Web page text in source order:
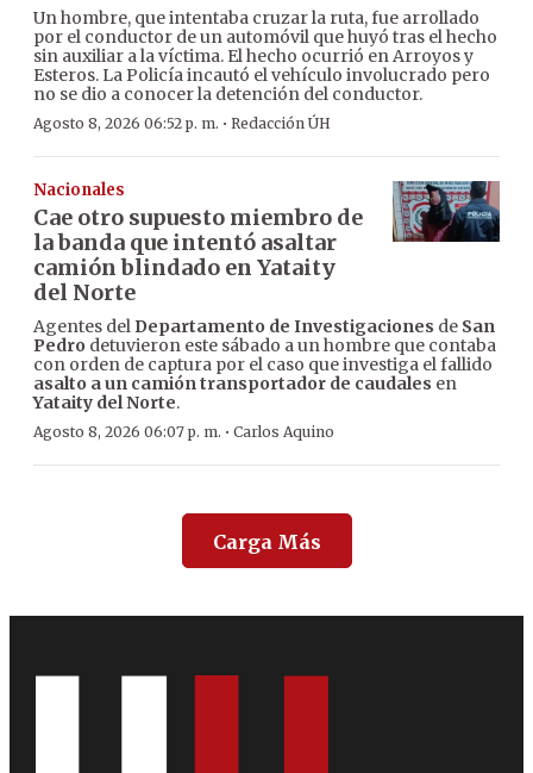
Un hombre, que intentaba cruzar la ruta, fue arrollado
por el conductor de un automóvil que huyó tras el hecho
sin auxiliar a la víctima. El hecho ocurrió en Arroyos y
Esteros. La Policía incautó el vehículo involucrado pero
no se dio a conocer la detención del conductor.
Agosto 8, 2026 06:52 p. m. · Redacción ÚH
Nacionales
Cae otro supuesto miembro de
la banda que intentó asaltar
camión blindado en Yataity
del Norte
Agentes del Departamento de Investigaciones de San
Pedro detuvieron este sábado a un hombre que contaba
con orden de captura por el caso que investiga el fallido
asalto a un camión transportador de caudales en
Yataity del Norte.
Agosto 8, 2026 06:07 p. m. · Carlos Aquino
Carga Más